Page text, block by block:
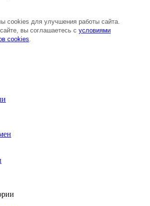
cookies для улучшения работы сайта.
вы соглашаетесь с условиями
cookies.